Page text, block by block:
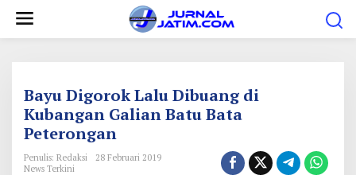
Bayu Digorok Lalu Dibuang di
Kubangan Galian Batu Bata
Peterongan
Penulis: Redaksi
28 Februari 2019
News Terkini